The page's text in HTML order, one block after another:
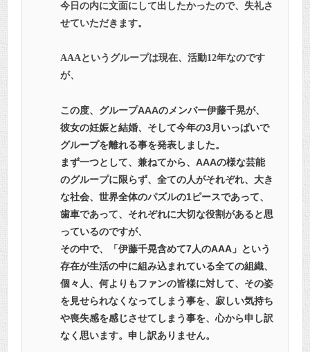
今日の内に文面にして出したかったので、失礼さ
せていただきます。
AAAというグループは現在、活動12年なのです
が、
この度、グループAAAのメンバー伊藤千晃が、
彼女の妊娠と結婚、そして今年の3月いっぱいで
グループを離れる事を発表しました。
まず一つとして、兼ねてから、AAAの様な芸能
のグループに限らず、全ての人がそれぞれ、大き
な社会、世界全体のパズルの1ピースであって、
歯車であって、それぞれに大切な役割があると思
っているのですが、
その中で、「伊藤千晃含めて7人のAAA」という
存在が生活の中に組み込まれている全ての組織、
個々人、何よりもファンの皆様に対して、その姿
を見せられなくなってしまう事を、寂しい気持ち
や喪失感を感じさせてしまう事を、心から申し訳
なく思います。申し訳ありません。